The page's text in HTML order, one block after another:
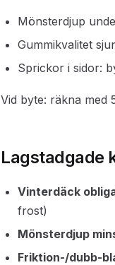
Mönsterdjup
Gummikvalitet
Sprickor i sidor:
Vid byte: räkna
Lagstadgade
Vinterdäck
frost)
Mönsterdjup
Friktion-/dubb-